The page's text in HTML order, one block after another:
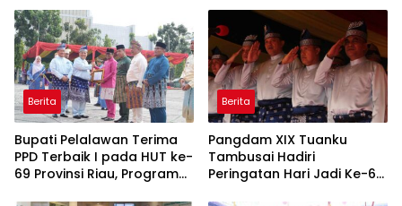
Berita
Bupati Pelalawan Terima
PPD Terbaik I pada HUT ke-
69 Provinsi Riau, Program
Berita
Pangdam XIX Tuanku
Tambusai Hadiri
Peringatan Hari Jadi Ke-69